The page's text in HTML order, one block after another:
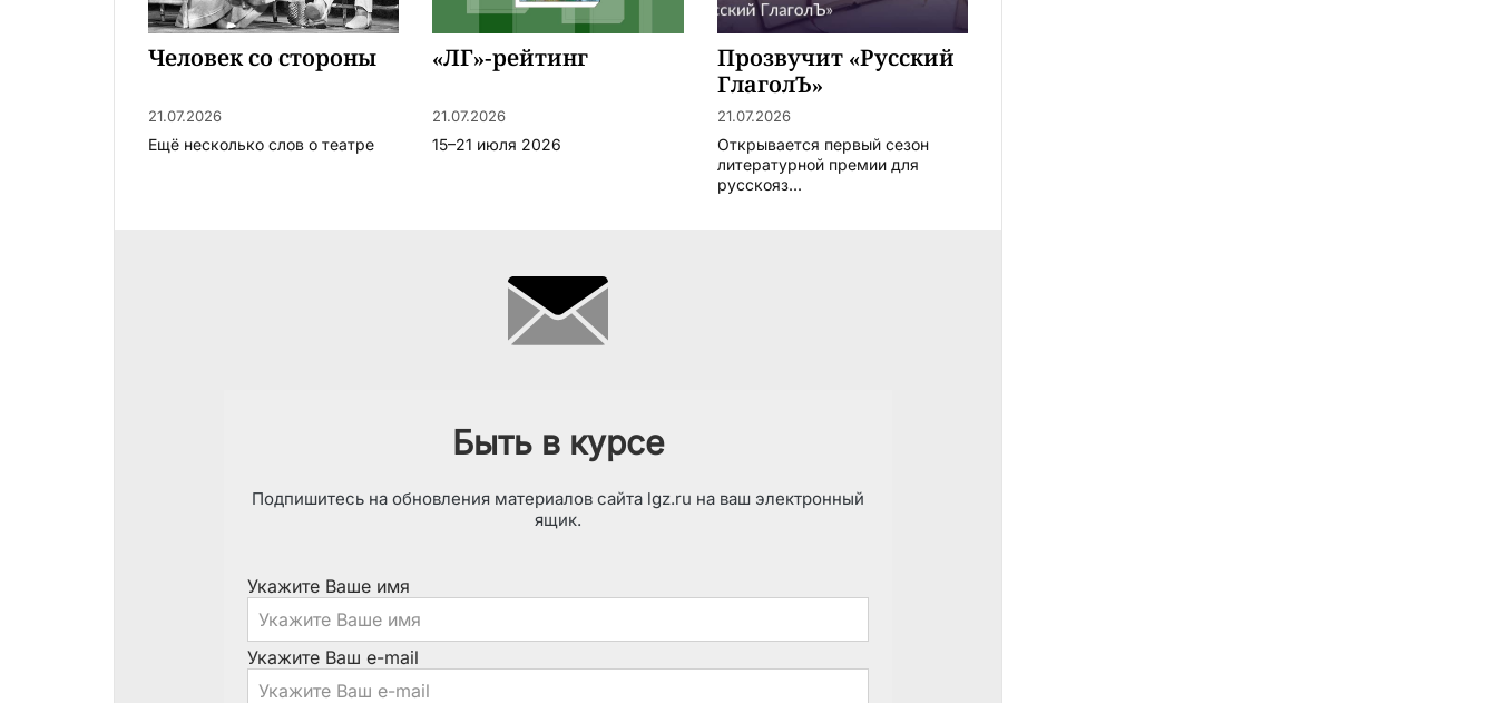
Человек со стороны
21.07.2026
Ещё несколько слов о театре
«ЛГ»-рейтинг
21.07.2026
15–21 июля 2026
Прозвучит «Русский
ГлаголЪ»
21.07.2026
Открывается первый сезон
литературной премии для
русскояз...
Быть в курсе
Подпишитесь на обновления материалов сайта lgz.ru на ваш электронный
ящик.
Укажите Ваше имя
Укажите Ваш e-mail